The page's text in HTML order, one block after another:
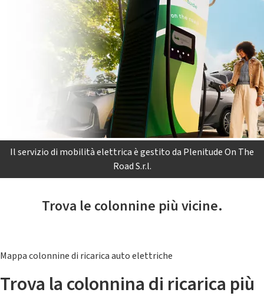
Il servizio di mobilità elettrica è gestito da Plenitude On The
Road S.r.l.
Trova le colonnine più vicine.
Mappa colonnine di ricarica auto elettriche
Trova la colonnina di ricarica più